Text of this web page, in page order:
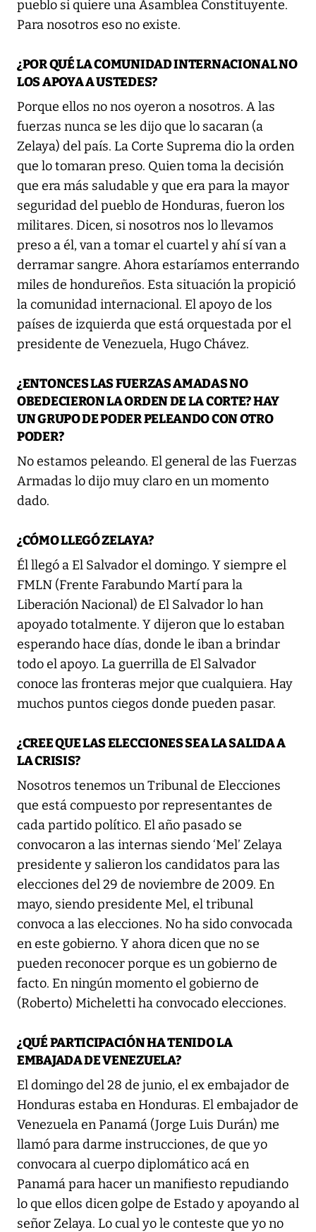
pueblo si quiere una Asamblea Constituyente.
Para nosotros eso no existe.
¿POR QUÉ LA COMUNIDAD INTERNACIONAL NO
LOS APOYA A USTEDES?
Porque ellos no nos oyeron a nosotros. A las
fuerzas nunca se les dijo que lo sacaran (a
Zelaya) del país. La Corte Suprema dio la orden
que lo tomaran preso. Quien toma la decisión
que era más saludable y que era para la mayor
seguridad del pueblo de Honduras, fueron los
militares. Dicen, si nosotros nos lo llevamos
preso a él, van a tomar el cuartel y ahí sí van a
derramar sangre. Ahora estaríamos enterrando
miles de hondureños. Esta situación la propició
la comunidad internacional. El apoyo de los
países de izquierda que está orquestada por el
presidente de Venezuela, Hugo Chávez.
¿ENTONCES LAS FUERZAS AMADAS NO
OBEDECIERON LA ORDEN DE LA CORTE? HAY
UN GRUPO DE PODER PELEANDO CON OTRO
PODER?
No estamos peleando. El general de las Fuerzas
Armadas lo dijo muy claro en un momento
dado.
¿CÓMO LLEGÓ ZELAYA?
Él llegó a El Salvador el domingo. Y siempre el
FMLN (Frente Farabundo Martí para la
Liberación Nacional) de El Salvador lo han
apoyado totalmente. Y dijeron que lo estaban
esperando hace días, donde le iban a brindar
todo el apoyo. La guerrilla de El Salvador
conoce las fronteras mejor que cualquiera. Hay
muchos puntos ciegos donde pueden pasar.
¿CREE QUE LAS ELECCIONES SEA LA SALIDA A
LA CRISIS?
Nosotros tenemos un Tribunal de Elecciones
que está compuesto por representantes de
cada partido político. El año pasado se
convocaron a las internas siendo ‘Mel’ Zelaya
presidente y salieron los candidatos para las
elecciones del 29 de noviembre de 2009. En
mayo, siendo presidente Mel, el tribunal
convoca a las elecciones. No ha sido convocada
en este gobierno. Y ahora dicen que no se
pueden reconocer porque es un gobierno de
facto. En ningún momento el gobierno de
(Roberto) Micheletti ha convocado elecciones.
¿QUÉ PARTICIPACIÓN HA TENIDO LA
EMBAJADA DE VENEZUELA?
El domingo del 28 de junio, el ex embajador de
Honduras estaba en Honduras. El embajador de
Venezuela en Panamá (Jorge Luis Durán) me
llamó para darme instrucciones, de que yo
convocara al cuerpo diplomático acá en
Panamá para hacer un manifiesto repudiando
lo que ellos dicen golpe de Estado y apoyando al
señor Zelaya. Lo cual yo le conteste que yo no